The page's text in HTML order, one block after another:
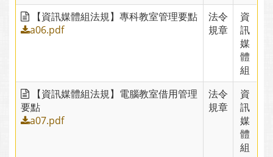
【資訊媒體組法規】專科教室管理要點
a06.pdf
法令
規章
資
訊
媒
體
組
【資訊媒體組法規】電腦教室借用管理
要點
a07.pdf
法令
規章
資
訊
媒
體
組